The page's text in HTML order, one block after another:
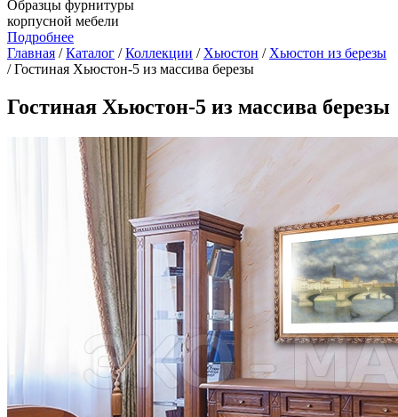
Образцы фурнитуры
корпусной мебели
Подробнее
Главная /Каталог /Коллекции / Хьюстон / Хьюстон из березы
/ Гостиная Хьюстон-5 из массива березы
Гостиная Хьюстон-5 из массива березы